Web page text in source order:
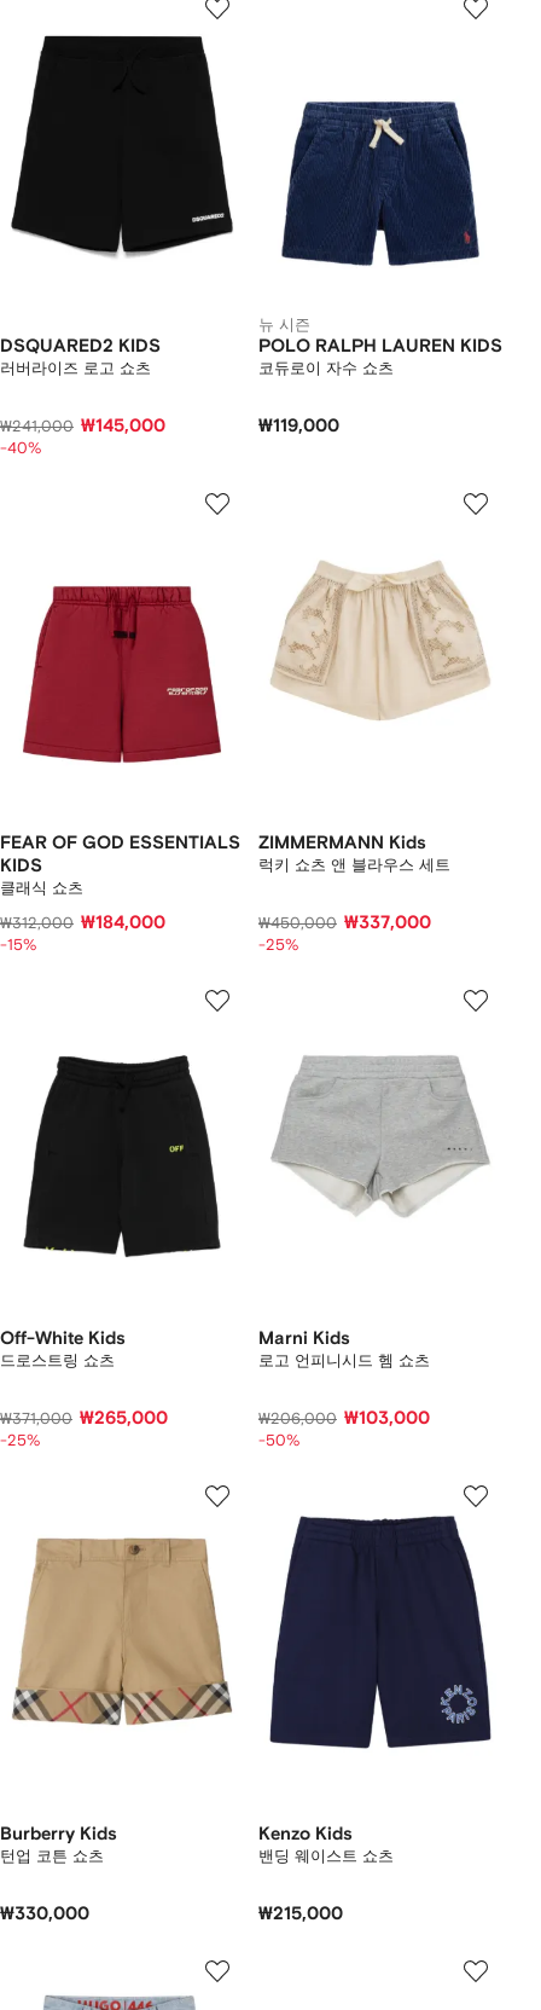
DSQUARED2 KIDS
러버라이즈 로고 쇼츠
₩241,000 ₩145,000
-40%
뉴 시즌
POLO RALPH LAUREN KIDS
코듀로이 자수 쇼츠
₩119,000
FEAR OF GOD ESSENTIALS
KIDS
클래식 쇼츠
₩312,000 ₩184,000
-15%
ZIMMERMANN Kids
럭키 쇼츠 앤 블라우스 세트
₩450,000 ₩337,000
-25%
Off-White Kids
드로스트링 쇼츠
₩371,000 ₩265,000
-25%
Marni Kids
로고 언피니시드 헴 쇼츠
₩206,000 ₩103,000
-50%
Burberry Kids
턴업 코튼 쇼츠
₩330,000
Kenzo Kids
밴딩 웨이스트 쇼츠
₩215,000